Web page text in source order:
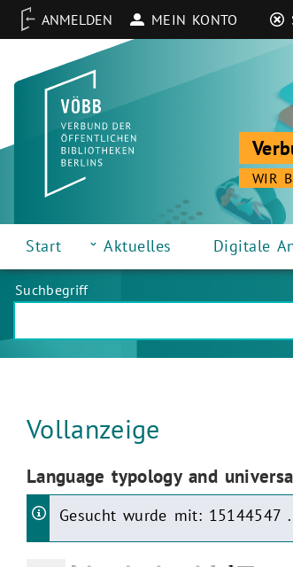
MEIN KONTO
WIR
Start Aktuelles Digitale
Suchbegriff
Aktuelle Seite:
Vollanzeige
Aktuelle Seite:
Language typology and
Gesucht wurde mit: 15144547